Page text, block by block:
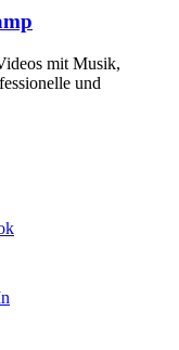
mit Musik,
und